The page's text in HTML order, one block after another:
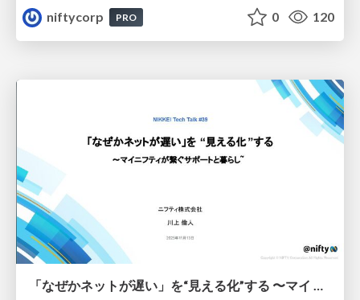
niftycorp
PRO 0 120
「なぜかネットが遅い」を“見える化”する 〜マイ ニフティが繋ぐサポートと暮らし〜 - NIKKEI Tech Talk #39